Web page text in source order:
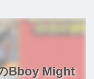
Bboy Might